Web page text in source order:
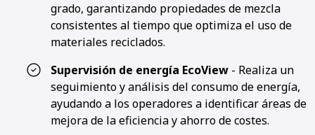
grado, garantizando propiedades de mezcla
consistentes al tiempo que optimiza el uso de
materiales reciclados.
Supervisión de energía EcoView - Realiza un
seguimiento y análisis del consumo de energía,
ayudando a los operadores a identificar áreas de
mejora de la eficiencia y ahorro de costes.